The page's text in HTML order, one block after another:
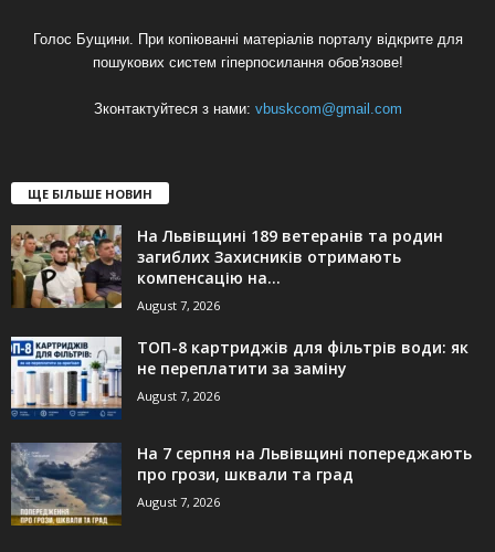
Голос Бущини. При копіюванні матеріалів порталу відкрите для
пошукових систем гіперпосилання обов'язове!
Зконтактуйтеся з нами: vbuskcom@gmail.com
ЩЕ БІЛЬШЕ НОВИН
На Львівщині 189 ветеранів та родин
загиблих Захисників отримають
компенсацію на...
August 7, 2026
ТОП-8 картриджів для фільтрів води: як
не переплатити за заміну
August 7, 2026
На 7 серпня на Львівщині попереджають
про грози, шквали та град
August 7, 2026